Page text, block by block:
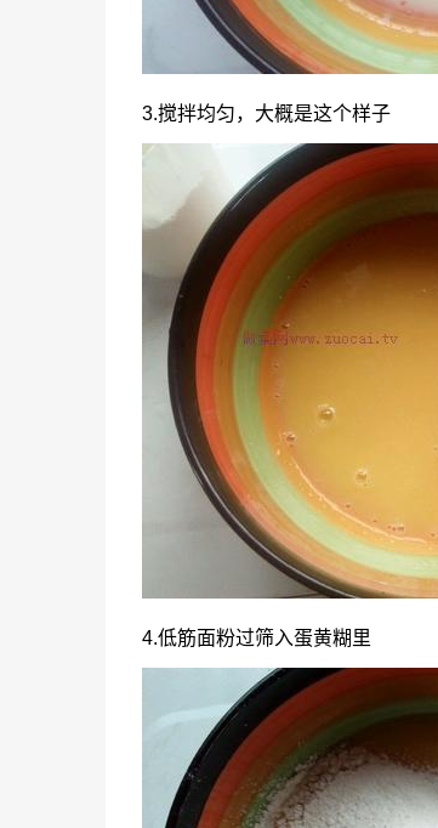
3.搅拌均匀，大概是这个样子
4.低筋面粉过筛入蛋黄糊里